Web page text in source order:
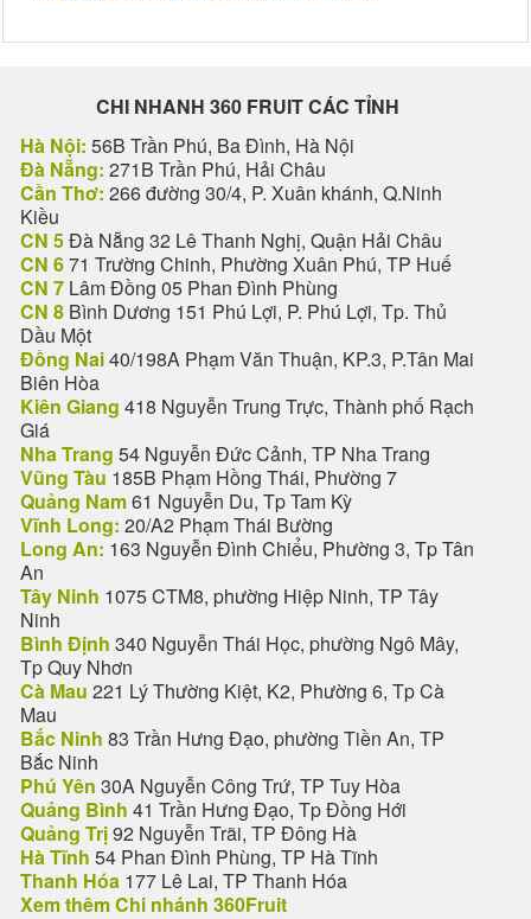
CHI NHANH 360 FRUIT CÁC TỈNH
Hà Nội: 56B Trần Phú, Ba Đình, Hà Nội
Đà Nẵng: 271B Trần Phú, Hải Châu
Cần Thơ: 266 đường 30/4, P. Xuân khánh, Q.Ninh
Kiều
CN 5Đà Nẵng 32 Lê Thanh Nghị, Quận Hải Châu
CN 671 Trường Chinh, Phường Xuân Phú, TP Huế
CN 7 Lâm Đồng 05 Phan Đình Phùng
CN 8 Bình Dương 151 Phú Lợi, P. Phú Lợi, Tp. Thủ
Dầu Một
Đồng Nai40/198A Phạm Văn Thuận, KP.3, P.Tân Mai
Biên Hòa
Kiên Giang 418 Nguyễn Trung Trực, Thành phố Rạch
Giá
Nha Trang 54 Nguyễn Đức Cảnh, TP Nha Trang
Vũng Tàu 185B Phạm Hồng Thái, Phường 7
Quảng Nam61 Nguyễn Du, Tp Tam Kỳ
Vĩnh Long: 20/A2 Phạm Thái Bường
Long An: 163 Nguyễn Đình Chiểu, Phường 3, Tp Tân
An
Tây Ninh 1075 CTM8, phường Hiệp Ninh, TP Tây
Ninh
Bình Định 340 Nguyễn Thái Học, phường Ngô Mây,
Tp Quy Nhơn
Cà Mau 221 Lý Thường Kiệt, K2, Phường 6, Tp Cà
Mau
Bắc Ninh 83 Trần Hưng Đạo, phường Tiền An, TP
Bắc Ninh
Phú Yên 30A Nguyễn Công Trứ, TP Tuy Hòa
Quảng Bình 41 Trần Hưng Đạo, Tp Đồng Hới
Quảng Trị92 Nguyễn Trãi, TP Đông Hà
Hà Tĩnh 54 Phan Đình Phùng, TP Hà Tĩnh
Thanh Hóa 177 Lê Lai, TP Thanh Hóa
Xem thêm Chi nhánh 360Fruit